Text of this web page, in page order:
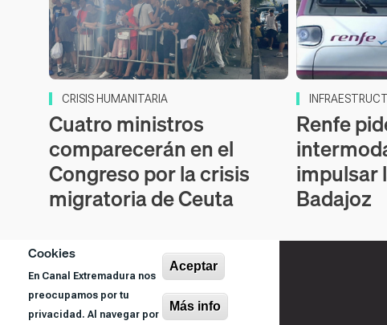
Cookies
En Canal Extremadura nos
preocupamos por tu
privacidad. Al navegar por
Aceptar
Más info
CRISIS HUMANITARIA
Cuatro ministros
comparecerán en el
Congreso por la crisis
migratoria de Ceuta
Renfe
impulsar
Badajoz